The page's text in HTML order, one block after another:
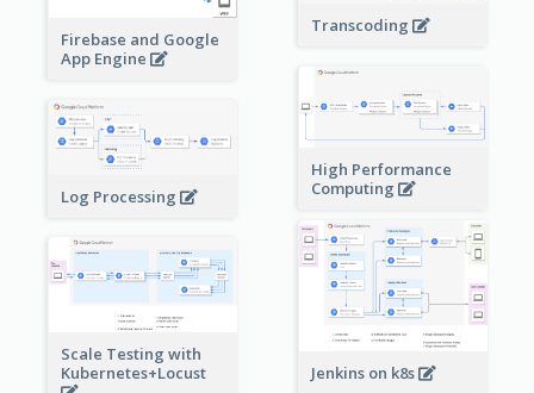
Firebase and Google
App Engine
Transcoding
High Performance
Computing
Log Processing
Jenkins on k8s
Scale Testing with
Kubernetes+Locust